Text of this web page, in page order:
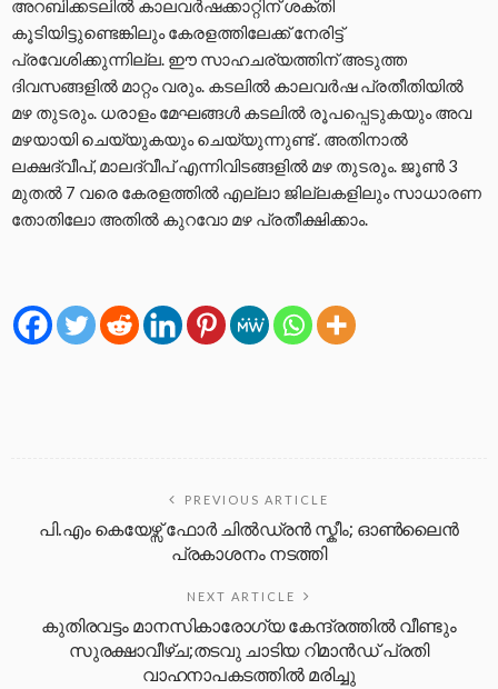
അറബിക്കടലിൽ കാലവർഷക്കാറ്റിന് ശക്തി
കൂടിയിട്ടുണ്ടെങ്കിലും കേരളത്തിലേക്ക് നേരിട്ട്
പ്രവേശിക്കുന്നില്ല. ഈ സാഹചര്യത്തിന് അടുത്ത
ദിവസങ്ങളിൽ മാറ്റം വരും. കടലിൽ കാലവർഷ പ്രതീതിയിൽ
മഴ തുടരും. ധരാളം മേഘങ്ങൾ കടലിൽ രൂപപ്പെടുകയും അവ
മഴയായി ചെയ്യുകയും ചെയ്യുന്നുണ്ട് . അതിനാൽ
ലക്ഷദ്വീപ്, മാലദ്വീപ് എന്നിവിടങ്ങളിൽ മഴ തുടരും. ജൂൺ 3
മുതൽ 7 വരെ കേരളത്തിൽ എല്ലാ ജില്ലകളിലും സാധാരണ
തോതിലോ അതിൽ കുറവോ മഴ പ്രതീക്ഷിക്കാം.
PREVIOUS ARTICLE
പി.എം കെയേഴ്സ് ഫോർ ചിൽഡ്രൻ സ്കീം; ഓൺലൈൻ
പ്രകാശനം നടത്തി
NEXT ARTICLE
കുതിരവട്ടം മാനസികാരോഗ്യ കേന്ദ്രത്തില്‍ വീണ്ടും
സുരക്ഷാവീഴ്ച;തടവു ചാടിയ റിമാന്‍ഡ് പ്രതി
വാഹനാപകടത്തിൽ മരിച്ചു